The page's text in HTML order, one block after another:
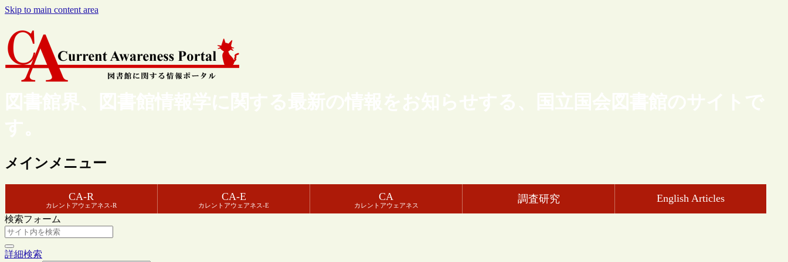
Skip to main content area
図書館界、図書館情報学に関する最新の情報をお知らせする、国立国会図書館のサイトで
す。
メインメニュー
CA-R
カレントアウェアネス-R
CA-E
カレントアウェアネス-E
CA
カレントアウェアネス
調査研究 English Articles
検索フォーム
詳細検索